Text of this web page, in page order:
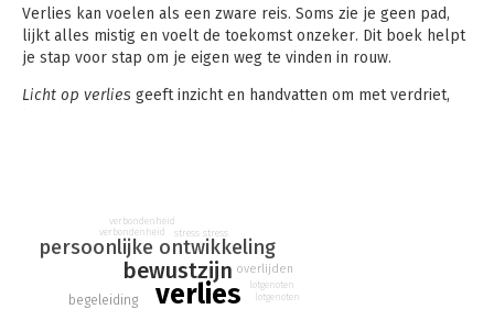
Verlies kan voelen als een zware reis. Soms zie je geen pad,
lijkt alles mistig en voelt de toekomst onzeker. Dit boek helpt
je stap voor stap om je eigen weg te vinden in rouw.
Licht op verlies geeft inzicht en handvatten om met verdriet,
Dit boek helpt je om verlies lichter te maken en opnieuw
richting te vinden, zowel privé als professioneel.
Rouw- en verliescoach Marjolijn Meijer ontwikkelde de Licht op
Verlies-methode, gebaseerd op haar eigen ervaring en
verlies
bewustzijn
persoonlijke ontwikkeling
begeleiding
overlijden
stress
lotgenoten
verbondenheid stress
lotgenoten
verbondenheid